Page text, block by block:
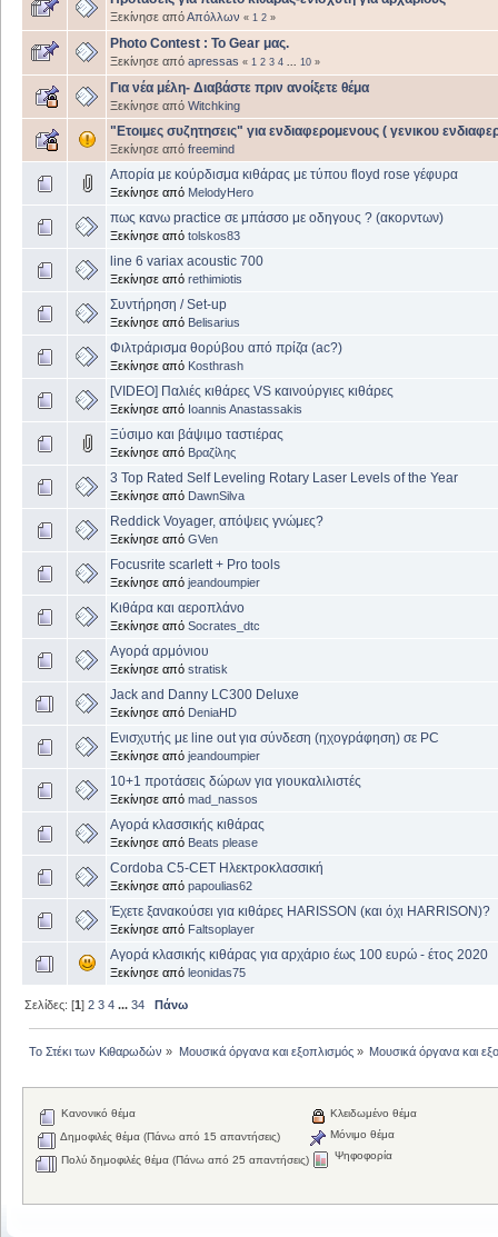
Ξεκίνησε απόΑπόλλων « 1 2 »
Photo Contest : To Gear μας.
Ξεκίνησε από apressas « 1 2 3 4 10 »
Για νέα μέλη- Διαβάστε πριν ανοίξετε θέμα
Ξεκίνησε από Witchking
"Ετοιμες συζητησεις" για ενδιαφερομενους ( γενικου
Ξεκίνησε από freemind
Απορία με κούρδισμα κιθάρας με τύπου floyd rose γέφυρα
Ξεκίνησε από MelodyHero
πως κανω practice σε μπάσσο με οδηγους ? (ακορντων)
Ξεκίνησε από tolskos83
line 6 variax acoustic 700
Ξεκίνησε από rethimiotis
Συντήρηση / Set-up
Ξεκίνησε από Belisarius
Φιλτράρισμα θορύβου από πρίζα (ac?)
Ξεκίνησε από Kosthrash
[VIDEO] Παλιές κιθάρες VS καινούργιες κιθάρες
Ξεκίνησε από Ioannis Anastassakis
Ξύσιμο και βάψιμο ταστιέρας
Ξεκίνησε από Βραζίλης
3 Top Rated Self Leveling Rotary Laser Levels of the Year
Ξεκίνησε από DawnSilva
Reddick Voyager, απόψεις γνώμες?
Ξεκίνησε από GVen
Focusrite scarlett + Pro tools
Ξεκίνησε από jeandoumpier
Κιθάρα και αεροπλάνο
Ξεκίνησε από Socrates_dtc
Αγορά αρμόνιου
Ξεκίνησε από stratisk
Jack and Danny LC300 Deluxe
Ξεκίνησε από DeniaHD
Ενισχυτής με line out για σύνδεση (ηχογράφηση) σε PC
Ξεκίνησε από jeandoumpier
10+1 προτάσεις δώρων για γιουκαλιλιστές
Ξεκίνησε από mad_nassos
Αγορά κλασσικής κιθάρας
Ξεκίνησε από Beats please
Cordoba C5-CET Ηλεκτροκλασσική
Ξεκίνησε από papoulias62
Έχετε ξανακούσει για κιθάρες HARISSON (και όχι HARRISON)?
Ξεκίνησε από Faltsoplayer
Αγορά κλασικής κιθάρας για αρχάριο έως 100 ευρώ - έτος 2020
Ξεκίνησε από leonidas75
Σελίδες: [1]2 3 4 ...34 Πάνω
Το Στέκι των Κιθαρωδών » Μουσικά όργανα και εξοπλισμός» Μουσικά όργανα και
Κανονικό θέμα
Δημοφιλές θέμα (Πάνω από 15 απαντήσεις)
Πολύ δημοφιλές θέμα (Πάνω από 25 απαντήσεις)
Κλειδωμένο θέμα
Μόνιμο θέμα
Ψηφοφορία